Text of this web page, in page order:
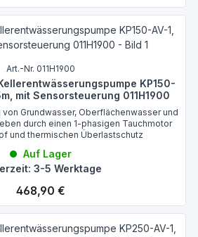
Art.-Nr. 011H1900
KP150-
mit Sensorsteuerung 011H1900
Grundwasser, Oberflächenwasser und
durch einen 1-phasigen Tauchmotor
und thermischen Überlastschutz
Auf Lager
3-5 Werktage
Regulärer Preis:
468,90 €